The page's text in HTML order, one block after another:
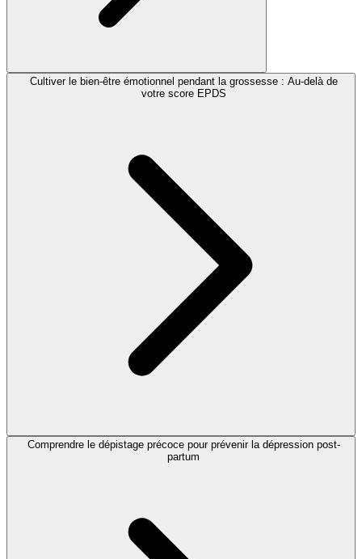
Cultiver le bien-être émotionnel pendant la grossesse : Au-delà de
votre score EPDS
Comprendre le dépistage précoce pour prévenir la dépression post-
partum